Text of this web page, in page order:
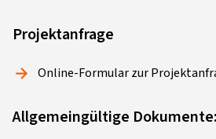
Projektanfrage
Online-Formular zur
Allgemeingültige Dokumente: